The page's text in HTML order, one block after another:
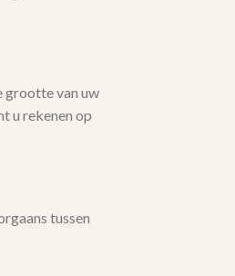
grootte van uw
u rekenen op
tussen